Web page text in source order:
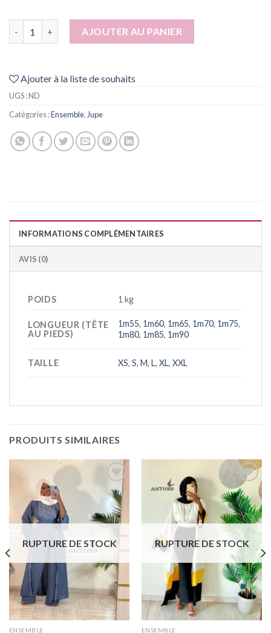
AJOUTER AU PANIER
Ajouter à la liste de souhaits
UGS :ND
Catégories :Ensemble,Jupe
INFORMATIONS COMPLÉMENTAIRES
AVIS (0)
POIDS 1 kg
LONGUEUR (TÊTE
AU PIEDS)
1m55, 1m60, 1m65, 1m70, 1m75,
1m80, 1m85, 1m90
TAILLE XS,S,M,L,XL,XXL
PRODUITS SIMILAIRES
Ajouter
à la liste
de
souhaits
RUPTURE DE STOCK
ENSEMBLE
Ajouter
à la liste
de
souhaits
RUPTURE DE STOCK
ENSEMBLE